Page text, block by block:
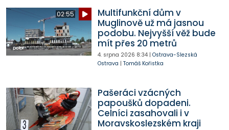
02:55
Multifunkční dům v
Muglinově už má jasnou
podobu. Nejvyšší věž bude
mít přes 20 metrů
4. srpna 2026 8:34| Ostrava-Slezská
Ostrava | Tomáš Kořistka
Pašeráci vzácných
papoušků dopadeni.
Celníci zasahovali i v
Moravskoslezském kraji